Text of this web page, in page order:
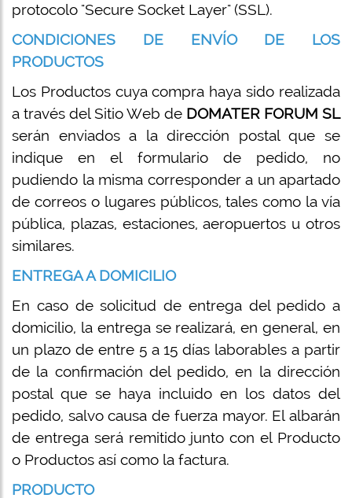
protocolo "Secure Socket Layer" (SSL).
CONDICIONES DE ENVÍO DE LOS
PRODUCTOS
Los Productos cuya compra haya sido realizada
a través del Sitio Web de DOMATER FORUM SL
serán enviados a la dirección postal que se
indique en el formulario de pedido, no
pudiendo la misma corresponder a un apartado
de correos o lugares públicos, tales como la vía
pública, plazas, estaciones, aeropuertos u otros
similares.
ENTREGA A DOMICILIO
En caso de solicitud de entrega del pedido a
domicilio, la entrega se realizará, en general, en
un plazo de entre 5 a 15 días laborables a partir
de la confirmación del pedido, en la dirección
postal que se haya incluido en los datos del
pedido, salvo causa de fuerza mayor. El albarán
de entrega será remitido junto con el Producto
o Productos así como la factura.
PRODUCTO